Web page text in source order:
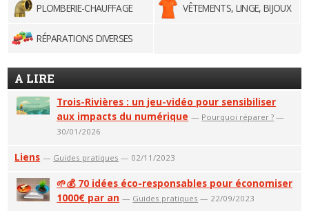
PLOMBERIE-CHAUFFAGE VÊTEMENTS, LINGE, BIJOUX
RÉPARATIONS DIVERSES
A LIRE
Trois-Rivières : un jeu-vidéo pour sensibiliser
aux impacts du numérique — Pourquoi réparer ? —
30/01/2026
Liens — Guides pratiques — 02/11/2023
🌱💰 70 idées éco-responsables pour économiser
1000€ par an — Guides pratiques — 22/09/2023